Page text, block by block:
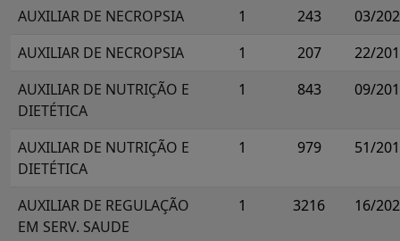
AUXILIAR DE NECROPSIA
1 243
03/
AUXILIAR DE NECROPSIA
1 207
22/
AUXILIAR DE NUTRIÇÃO E
DIETÉTICA
1 843 09/
AUXILIAR DE NUTRIÇÃO E
DIETÉTICA
1 979 51/
AUXILIAR DE REGULAÇÃO
EM SERV. SAUDE
1 3216 16/